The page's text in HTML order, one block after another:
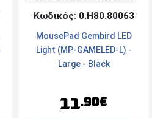
Κωδικός: 0.Η80.80063
MousePad Gembird LED
Light (MP-GAMELED-L) -
Large - Black
11.90€